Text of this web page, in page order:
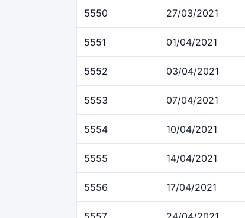
5550 27/03/2021
5551 01/04/2021
5552 03/04/2021
5553 07/04/2021
5554 10/04/2021
5555 14/04/2021
5556 17/04/2021